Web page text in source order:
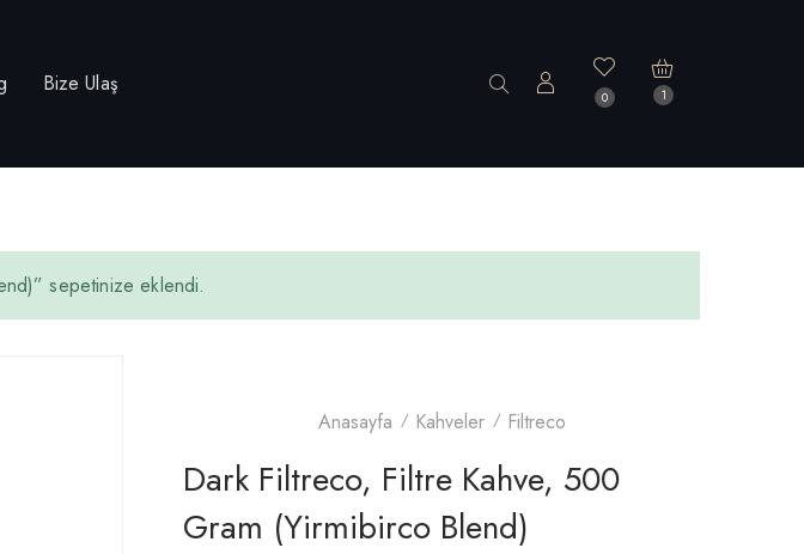
Bize Ulaş 0 1
sepetinize eklendi.
Anasayfa Kahveler Filtreco
Dark Filtreco, Filtre Kahve, 500
Gram (yirmibirco Blend)